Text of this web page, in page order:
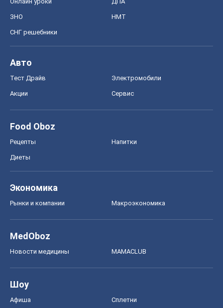
ЗНО НМТ
СНГ решебники
Авто
Тест Драйв Электромобили
Акции Сервис
Food Oboz
Рецепты Напитки
Диеты
Экономика
Рынки и компании Mакроэкономика
MedOboz
Новости медицины MAMACLUB
Шоу
Афиша Сплетни